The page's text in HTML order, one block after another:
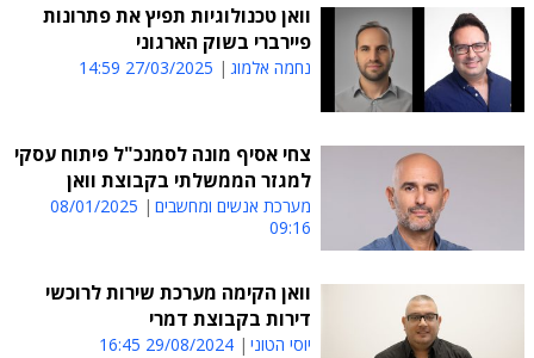
וואן טכנולוגיות תפיץ את פתרונות
פיירברי בשוק הארגוני
נחמה אלמוג 27/03/2025 14:59
צחי אסיף מונה לסמנכ"ל פיתוח עסקי
למגזר הממשלתי בקבוצת וואן
מערכת אנשים ומחשבים
08/01/2025
09:16
וואן הקימה מערכת שירות לרוכשי
דירות בקבוצת דמרי
יוסי הטוני 29/08/2024 16:45